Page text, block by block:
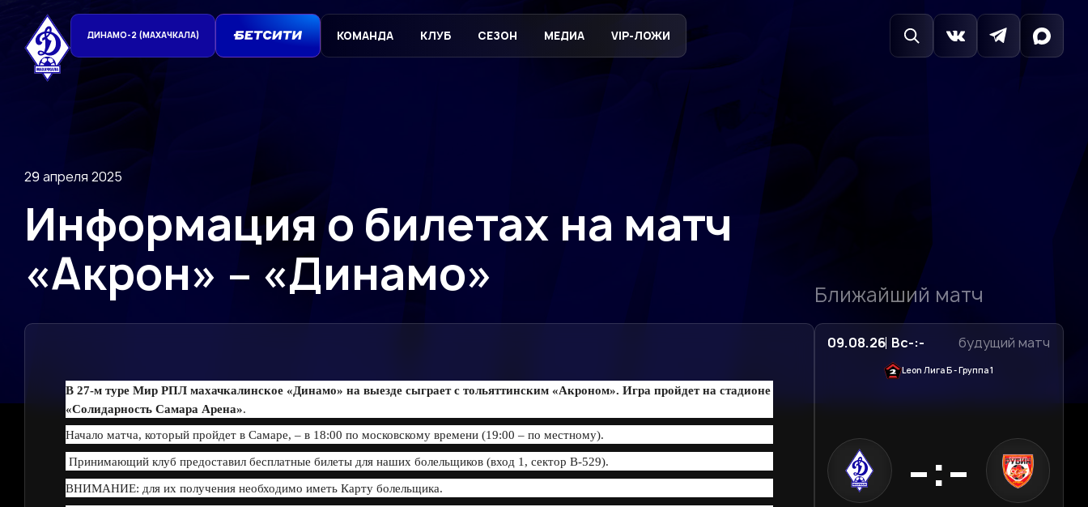
ДИНАМО-2 (МАХАЧКАЛА) КОМАНДА КЛУБ СЕЗОН МЕДИА VIP-ЛОЖИ
29 апреля 2025
Информация о билетах на матч
«Акрон» – «Динамо»
В 27-м туре Мир РПЛ махачкалинское «Динамо» на выезде сыграет с тольяттинским «Акроном». Игра пройдет на стадионе
«Солидарность Самара Арена».
Начало матча, который пройдет в Самаре, – в 18:00 по московскому времени (19:00 – по местному).
Принимающий клуб предоставил бесплатные билеты для наших болельщиков (вход 1, сектор B-529).
ВНИМАНИЕ: для их получения необходимо иметь Карту болельщика.
Ближайший матч
09.08.26 Вс-:- будущий матч
Leon Лига Б - Группа 1
-:-